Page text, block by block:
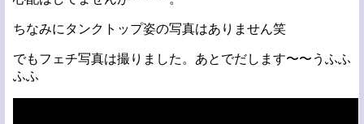
ちなみにタンクトップ姿の写真はありません笑
でもフェチ写真は撮りました。あとでだします〜〜うふふ
ふふ